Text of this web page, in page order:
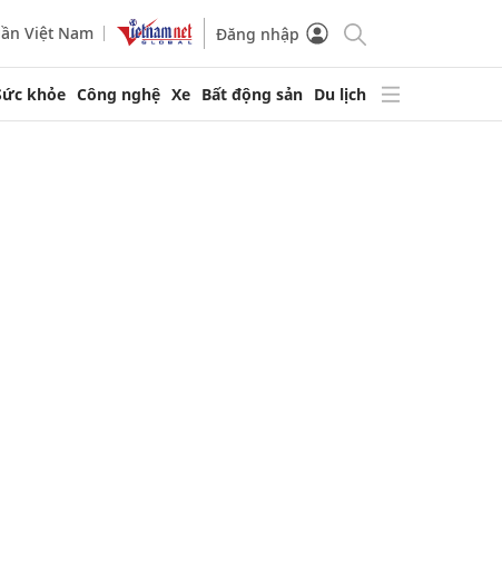
Việt Nam Đăng nhập
khỏe Công nghệ Xe Bất động sản Du lịch